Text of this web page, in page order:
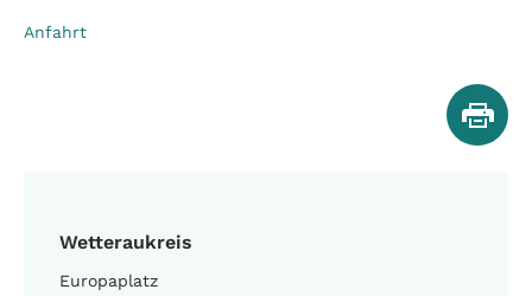
Wetteraukreis
Europaplatz
Anfahrt